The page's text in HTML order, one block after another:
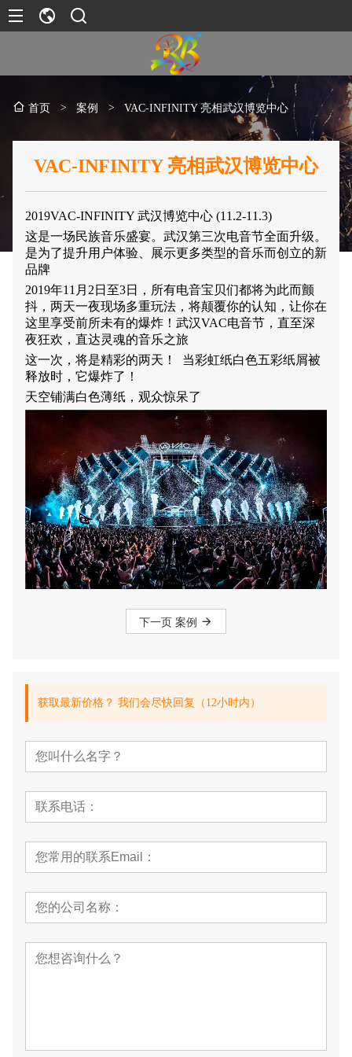
首页 > 案例 > VAC-INFINITY 亮相武汉博览中心
VAC-INFINITY 亮相武汉博览中心
2019VAC-INFINITY 武汉博览中心 (11.2-11.3)
这是一场民族音乐盛宴。武汉第三次电音节全面升级。
是为了提升用户体验、展示更多类型的音乐而创立的新
品牌
2019年11月2日至3日，所有电音宝贝们都将为此而颤
抖，两天一夜现场多重玩法，将颠覆你的认知，让你在
这里享受前所未有的爆炸！武汉VAC电音节，直至深
夜狂欢，直达灵魂的音乐之旅
这一次，将是精彩的两天！ 当彩虹纸白色五彩纸屑被
释放时，它爆炸了！
天空铺满白色薄纸，观众惊呆了
下一页 案例
获取最新价格？ 我们会尽快回复（12小时内）